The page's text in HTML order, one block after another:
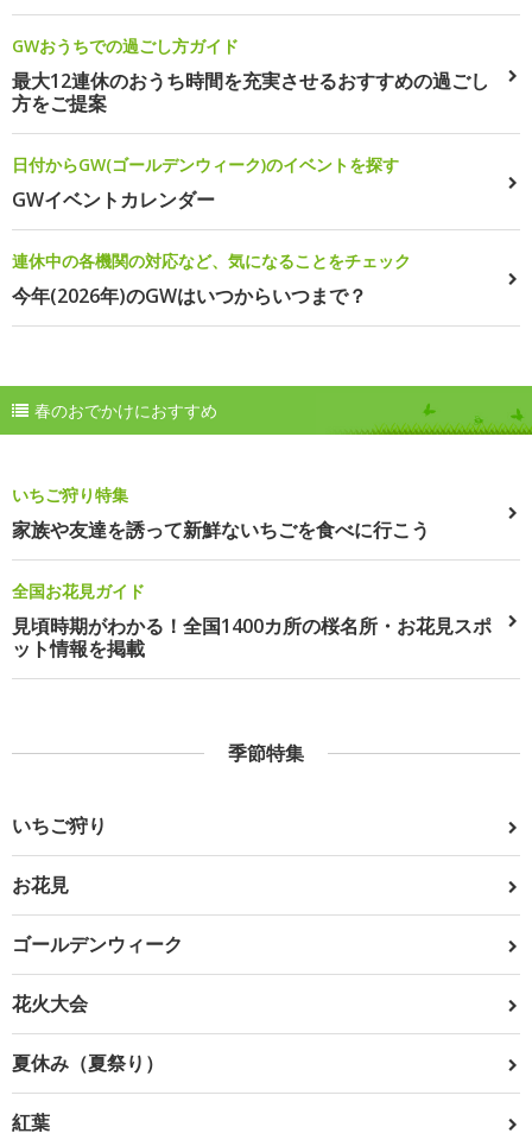
GWおうちでの過ごし方ガイド
最大12連休のおうち時間を充実させるおすすめの過ごし
方をご提案
日付からGW(ゴールデンウィーク)のイベントを探す
GWイベントカレンダー
連休中の各機関の対応など、気になることをチェック
今年(2026年)のGWはいつからいつまで？
春のおでかけにおすすめ
いちご狩り特集
家族や友達を誘って新鮮ないちごを食べに行こう
全国お花見ガイド
見頃時期がわかる！全国1400カ所の桜名所・お花見スポ
ット情報を掲載
季節特集
いちご狩り
お花見
ゴールデンウィーク
花火大会
夏休み（夏祭り）
紅葉